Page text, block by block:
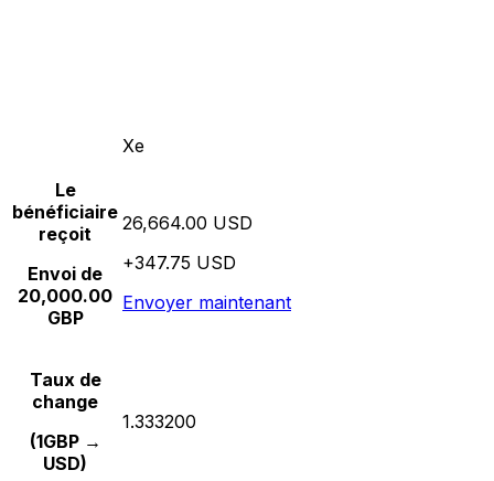
Xe
Le
bénéficiaire
reçoit
Envoi de
20,000.00
GBP
26,664.00 USD
+347.75 USD
Envoyer maintenant
Taux de
change
(1GBP →
USD)
1.333200